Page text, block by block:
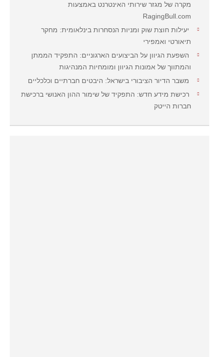
מקרה של מגזר שירותי האינטרנט באמצעות
RagingBull.com
יעילות חוצת שוק ומניות הנסחרות בינלאומית: מחקר
תיאורטי ואמפירי
השפעת הגיוון על הביצועים הארגוניים: התפקיד הממתן
והמתווך של אמונות הגיוון ומומחיות המנהיגות
משבר הדיור הציבורי בישראל: היבטים חברתיים וכלכליים
רכישת מידע חדש: התפקיד של שימור ההון האנושי ברכישת
חברות הייטק